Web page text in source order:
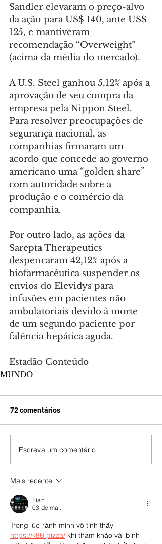
Sandler elevaram o preço-alvo
da ação para US$ 140, ante US$
125, e mantiveram
recomendação “Overweight”
(acima da média do mercado).
A U.S. Steel ganhou 5,12% após a
aprovação de seu compra da
empresa pela Nippon Steel.
Para resolver preocupações de
segurança nacional, as
companhias firmaram um
acordo que concede ao governo
americano uma “golden share”
com autoridade sobre a
produção e o comércio da
companhia.
Por outro lado, as ações da
Sarepta Therapeutics
despencaram 42,12% após a
biofarmacêutica suspender os
envios do Elevidys para
infusões em pacientes não
ambulatoriais devido à morte
de um segundo paciente por
falência hepática aguda.
Estadão Conteúdo
MUNDO
72 comentários
Escreva um comentário
Mais recente
Tian
03 de mai.
Trong lúc rảnh mình vô tình thấy
https://k88.pizza/ khi tham khảo vài bình